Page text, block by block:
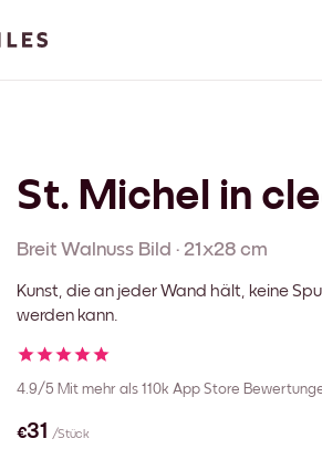
St. Michel in
Breit Walnuss Bild · 21x28 cm
Kunst, die an jeder Wand hält, keine
werden kann.
4.9/5 Mit mehr als 110k App Store
€31 /Stück